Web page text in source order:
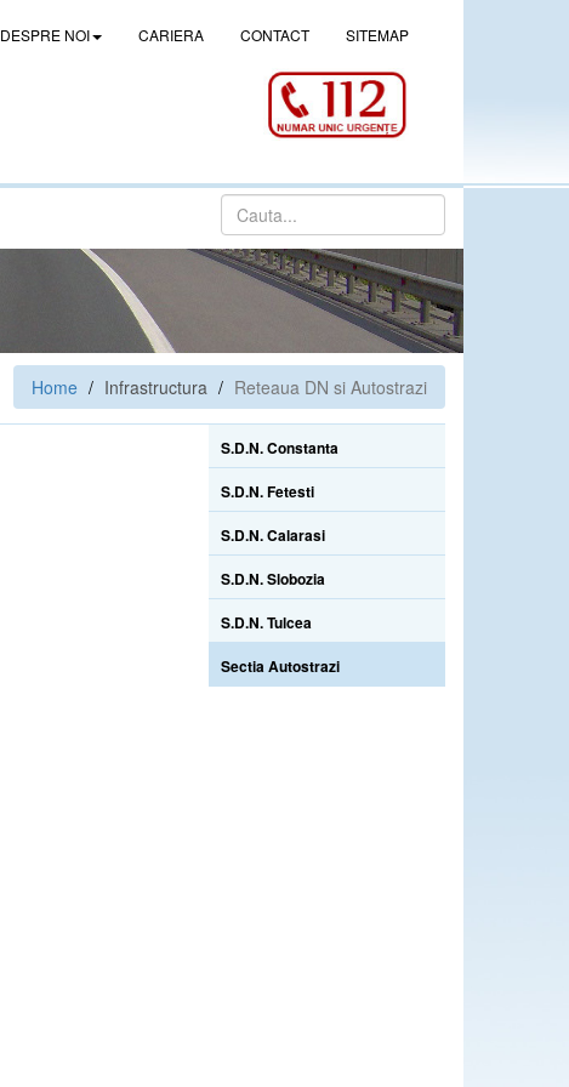
DESPRE NOI CARIERA CONTACT SITEMAP
Home Infrastructura Reteaua DN si Autostrazi
S.D.N. Constanta
S.D.N. Fetesti
S.D.N. Calarasi
S.D.N. Slobozia
S.D.N. Tulcea
Sectia Autostrazi